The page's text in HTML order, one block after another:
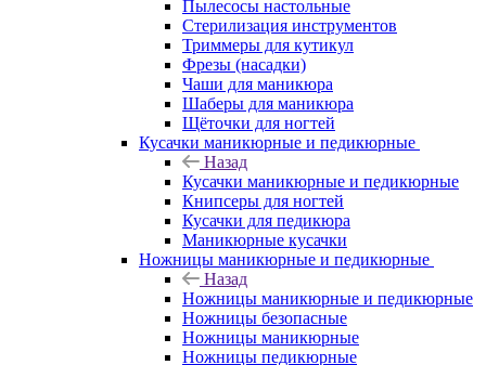
Пылесосы настольные
Стерилизация инструментов
Триммеры для кутикул
Фрезы (насадки)
Чаши для маникюра
Шаберы для маникюра
Щёточки для ногтей
Кусачки маникюрные и педикюрные
Назад
Кусачки маникюрные и педикюрные
Книпсеры для ногтей
Кусачки для педикюра
Маникюрные кусачки
Ножницы маникюрные и педикюрные
Назад
Ножницы маникюрные и педикюрные
Ножницы безопасные
Ножницы маникюрные
Ножницы педикюрные